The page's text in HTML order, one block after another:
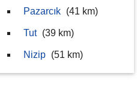
Pazarcık (41 km)
Tut (39 km)
Nizip (51 km)